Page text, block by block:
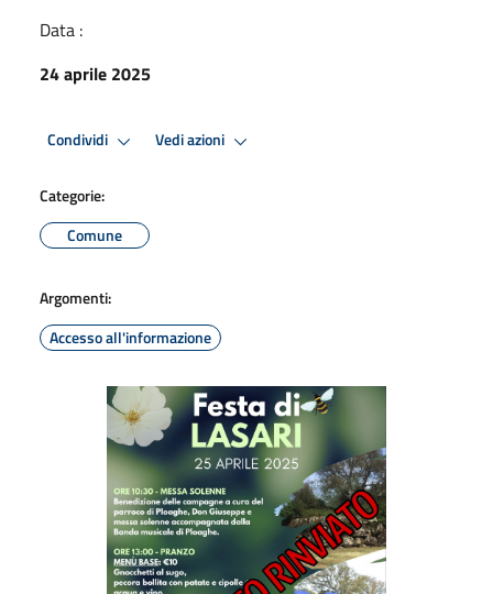
Data :
24 aprile 2025
Condividi Vedi azioni
Categorie:
Comune
Argomenti:
Accesso all'informazione